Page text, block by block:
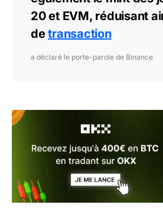
20 et EVM, réduisant
detransaction
a déclaré le porte-parole de Binance